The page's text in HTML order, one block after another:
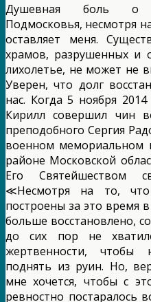
Душевная боль о
Подмосковья, несмотря
оставляет меня.
храмов, разрушенных и
лихолетье, не может не
Уверен, что долг
нас. Когда 5 ноября
Кирилл совершил чин
преподобного Сергия
военном
районе Московской
Его Святейшеством
≪Несмотря на то,
построены за это время
больше восстановлено,
до сих пор не
жертвенности, чтобы
поднять из руин. Но,
мне хочется, чтобы с
ревностно постаралось